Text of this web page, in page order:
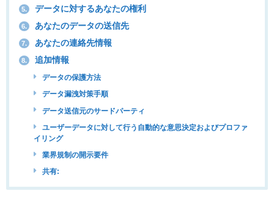
5. データに対するあなたの権利
6. あなたのデータの送信先
7. あなたの連絡先情報
8. 追加情報
データの保護方法
データ漏洩対策手順
データ送信元のサードパーティ
ユーザーデータに対して行う自動的な意思決定およびプロファ
イリング
業界規制の開示要件
共有: